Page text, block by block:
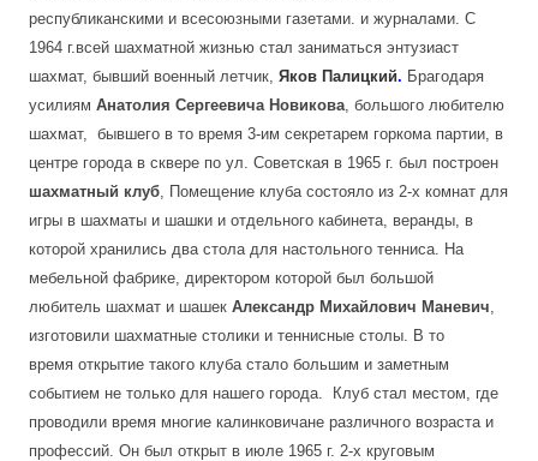
республиканскими и всесоюзными газетами. и журналами. С
1964 г.всей шахматной жизнью стал заниматься энтузиаст
шахмат, бывший военный летчик, Яков Палицкий. Брагодаря
усилиям Анатолия Сергеевича Новикова , большого любителю
шахмат, бывшего в то время 3-им секретарем горкома партии, в
центре города в сквере по ул. Советская в 1965 г. был построен
шахматный клуб , Помещение клуба состояло из 2-х комнат для
игры в шахматы и шашки и отдельного кабинета, веранды, в
которой хранились два стола для настольного тенниса. На
мебельной фабрике, директором которой был большой
любитель шахмат и шашек Александр Михайлович Маневич
изготовили шахматные столики и теннисные столы. В то
время открытие такого клуба стало большим и заметным
событием не только для нашего города. Клуб стал местом, где
проводили время многие калинковичане различного возраста и
профессий. Он был открыт в июле 1965 г. 2-х круговым